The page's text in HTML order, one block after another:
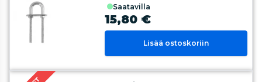
saatavilla
15,80 €
Lisää ostoskoriin